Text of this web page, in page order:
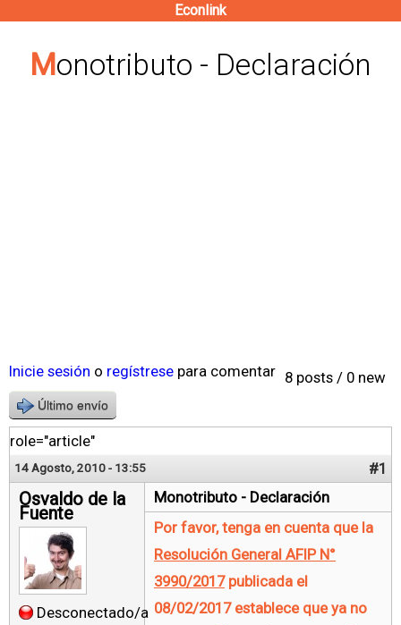
contenido
Econlink
Monotributo - Declaración
8 posts / 0 new
Inicie sesión o regístrese para comentar
Último envío
role="article"
14 Agosto, 2010 - 13:55 #1
Osvaldo de la
Fuente
Desconectado/a
Monotributo - Declaración
Por favor, tenga en cuenta que la
Resolución General AFIP N°
3990/2017publicada el
08/02/2017 establece que ya no